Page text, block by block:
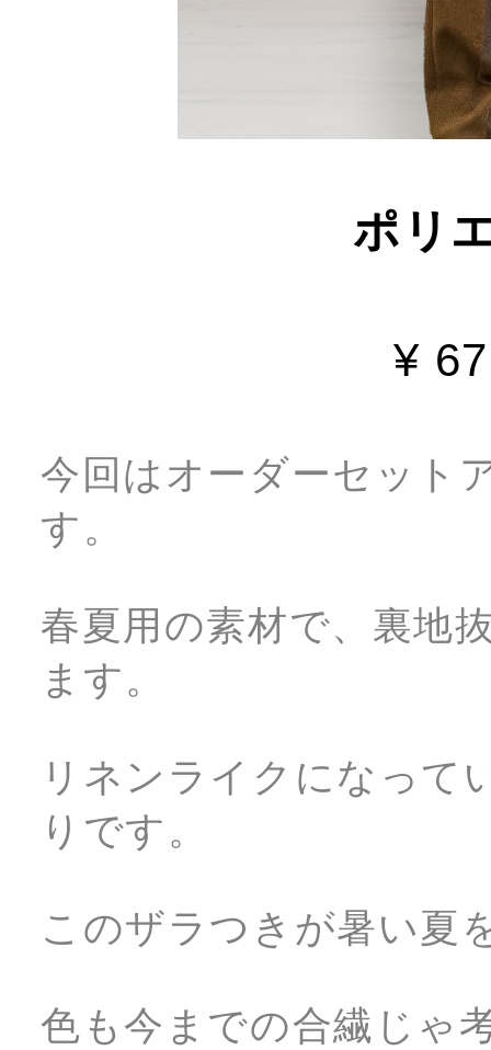
ポリ
¥
今回はオーダーセット
す。
春夏用の素材で、裏地
ます。
リネンライクになって
りです。
このザラつきが暑い夏
色も今までの合繊じゃ